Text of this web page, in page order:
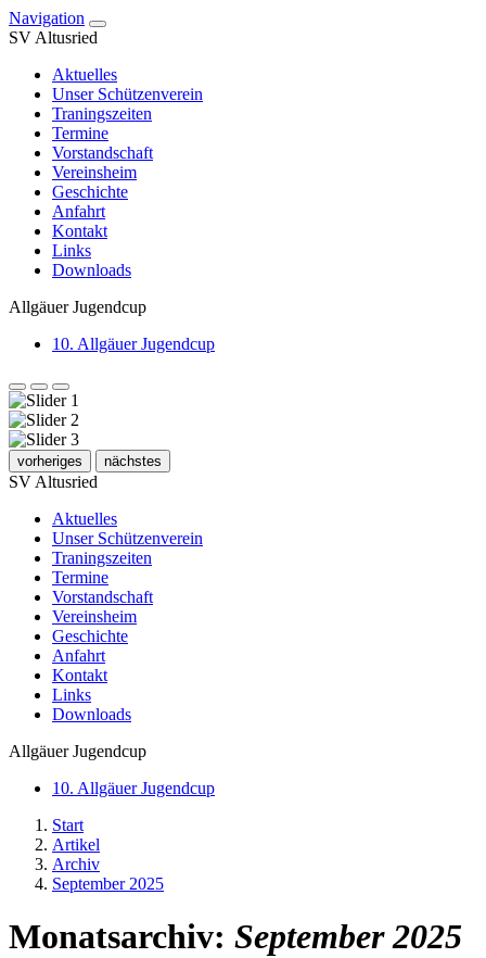
Navigation
SV Altusried
Aktuelles
Unser Schützenverein
Traningszeiten
Termine
Vorstandschaft
Vereinsheim
Geschichte
Anfahrt
Kontakt
Links
Downloads
Allgäuer Jugendcup
10. Allgäuer Jugendcup
vorheriges nächstes
SV Altusried
Aktuelles
Unser Schützenverein
Traningszeiten
Termine
Vorstandschaft
Vereinsheim
Geschichte
Anfahrt
Kontakt
Links
Downloads
Allgäuer Jugendcup
10. Allgäuer Jugendcup
Start
Artikel
Archiv
September 2025
Monatsarchiv: September 2025